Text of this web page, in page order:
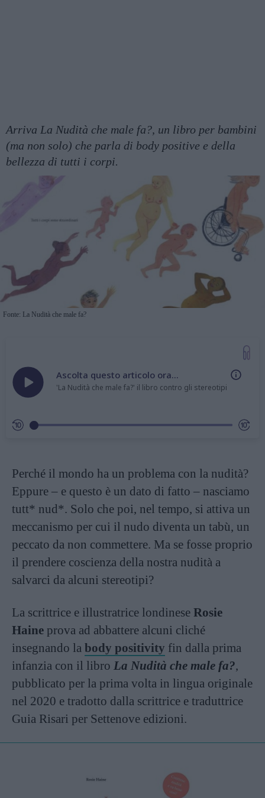
Arriva La Nudità che male fa?, un libro per bambini
(ma non solo) che parla di body positive e della
bellezza di tutti i corpi.
Fonte: La Nudità che male fa?
Ascolta questo articolo ora...
'La Nudità che male fa?' il libro contro gli stereotipi
Perché il mondo ha un problema con la nudità?
Eppure – e questo è un dato di fatto – nasciamo
tutt* nud*. Solo che poi, nel tempo, si attiva un
meccanismo per cui il nudo diventa un tabù, un
peccato da non commettere. Ma se fosse proprio
il prendere coscienza della nostra nudità a
salvarci da alcuni stereotipi?
La scrittrice e illustratrice londinese Rosie
Haine prova ad abbattere alcuni cliché
insegnando la body positivity fin dalla prima
infanzia con il libro La Nudità che male fa?,
pubblicato per la prima volta in lingua originale
nel 2020 e tradotto dalla scrittrice e traduttrice
Guia Risari per Settenove edizioni.